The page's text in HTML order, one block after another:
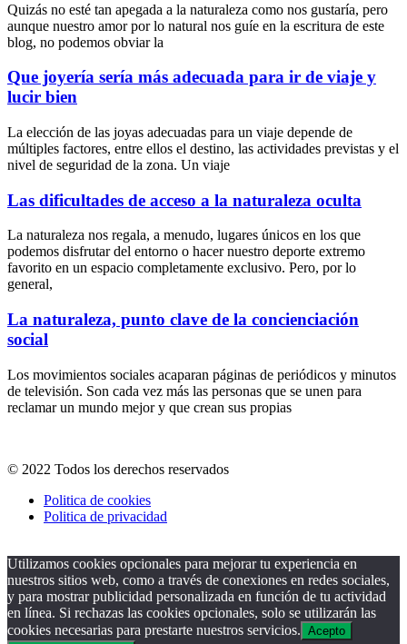
Quizás no esté tan apegada a la naturaleza como nos gustaría, pero
aunque nuestro amor por lo natural nos guíe en la escritura de este
blog, no podemos obviar la
Que joyería sería más adecuada para ir de viaje y
lucir bien
La elección de las joyas adecuadas para un viaje depende de
múltiples factores, entre ellos el destino, las actividades previstas y el
nivel de seguridad de la zona. Un viaje
Las dificultades de acceso a la naturaleza oculta
La naturaleza nos regala, a menudo, lugares únicos en los que
podemos disfrutar del entorno o hacer nuestro deporte extremo
favorito en un espacio completamente exclusivo. Pero, por lo
general,
La naturaleza, punto clave de la concienciación
social
Los movimientos sociales acaparan páginas de periódicos y minutos
de televisión. Son cada vez más las personas que se unen para
reclamar un mundo mejor y que crean sus propias
© 2022 Todos los derechos reservados
Politica de cookies
Politica de privacidad
Utilizamos cookies opcionales para mejorar tu experiencia en
nuestros sitios web, como a través de conexiones en redes sociales,
y para mostrar publicidad personalizada en función de tu actividad
en línea. Si rechazas las cookies opcionales, solo se utilizarán las
cookies necesarias para prestarte nuestros servicios. Acepto